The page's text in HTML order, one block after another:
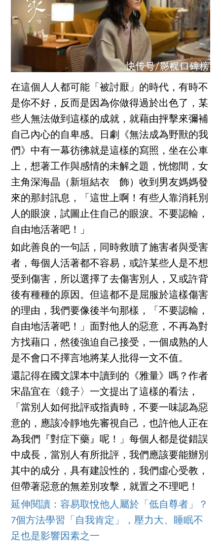
在這個人人都可能「被討厭」的時代，有時不
是你不好，反而是因為你做得過於出色了，某
些人無法做到這樣的成就，就藉由抨擊來彌補
自己內心的自卑感。日劇《無法成為野獸的我
們》中有一幕彷彿就是這樣的寫照，坐在公車
上，想著工作與感情的未解之題，恍惚間，女
主角深海晶（新垣結衣 飾）收到男友媽媽發
來的那封訊息，「這世上啊！有些人靠消耗別
人的眼淚，試圖止住自己的眼淚。不要認輸，
自由地活著吧！」
如此善良的一句話，同時救贖了施害者與受害
者，每個人活著都不容易，或許某些人是不想
受到傷害，所以選擇了去傷害別人，又或許背
後有種種的原因。但這都不是屈服於這樣傷害
的理由，我們要像後半句那樣，「不要認輸，
自由地活著吧！」面對他人的惡意，不再為對
方找藉口，然後強迫自己接受，一個成熟的人
是不會口不擇言地將某人批得一文不值。
還記得在國文課本中讀到的《雅量》嗎？作者
宋晶宜在〈鏡子〉一文提出了這樣的看法，
「當別人如何批評或指責時，不要一味認為惡
意的，應該冷靜地先審視自己，也許他人正在
為我們『對症下藥』呢！」每個人都是從錯誤
中成長，當別人有所批評，我們應該要能辦別
其中的成分，具有建設性的，我們虛心受教，
但帶著惡意的無差別攻擊，就置之不理吧！
延伸閱讀：容易取悅他人屬於「低自尊者」？
7個方法學習「自我肯定」，壓力大、睡眠不
足也是影響因素之一